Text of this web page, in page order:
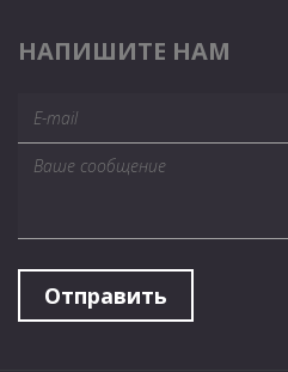
НАПИШИТЕ НАМ
Отправить